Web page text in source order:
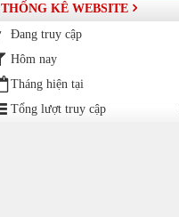
THỐNG KÊ WEBSITE
Đang truy cập
Hôm nay
Tháng hiện tại
Tổng lượt truy cập